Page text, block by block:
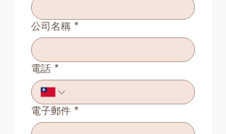
公司名稱 *
電話 *
電子郵件 *